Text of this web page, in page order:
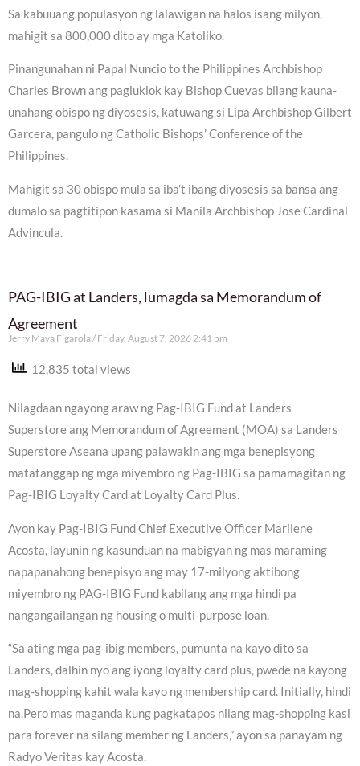
Sa kabuuang populasyon ng lalawigan na halos isang milyon,
mahigit sa 800,000 dito ay mga Katoliko.
Pinangunahan ni Papal Nuncio to the Philippines Archbishop
Charles Brown ang pagluklok kay Bishop Cuevas bilang kauna-
unahang obispo ng diyosesis, katuwang si Lipa Archbishop Gilbert
Garcera, pangulo ng Catholic Bishops’ Conference of the
Philippines.
Mahigit sa 30 obispo mula sa iba’t ibang diyosesis sa bansa ang
dumalo sa pagtitipon kasama si Manila Archbishop Jose Cardinal
Advincula.
PAG-IBIG at Landers, lumagda sa Memorandum of
Agreement
Jerry Maya Figarola Friday, August 7, 2026 2:41 pm
12,835 total views
Nilagdaan ngayong araw ng Pag-IBIG Fund at Landers
Superstore ang Memorandum of Agreement (MOA) sa Landers
Superstore Aseana upang palawakin ang mga benepisyong
matatanggap ng mga miyembro ng Pag-IBIG sa pamamagitan ng
Pag-IBIG Loyalty Card at Loyalty Card Plus.
Ayon kay Pag-IBIG Fund Chief Executive Officer Marilene
Acosta, layunin ng kasunduan na mabigyan ng mas maraming
napapanahong benepisyo ang may 17-milyong aktibong
miyembro ng PAG-IBIG Fund kabilang ang mga hindi pa
nangangailangan ng housing o multi-purpose loan.
“Sa ating mga pag-ibig members, pumunta na kayo dito sa
Landers, dalhin nyo ang iyong loyalty card plus, pwede na kayong
mag-shopping kahit wala kayo ng membership card. Initially, hindi
na.Pero mas maganda kung pagkatapos nilang mag-shopping kasi
para forever na silang member ng Landers,” ayon sa panayam ng
Radyo Veritas kay Acosta.